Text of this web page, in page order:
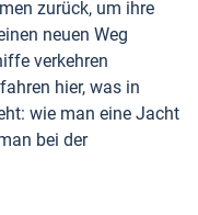
zurück, um ihre
neuen Weg
verkehren
hier, was in
wie man eine Jacht
bei der